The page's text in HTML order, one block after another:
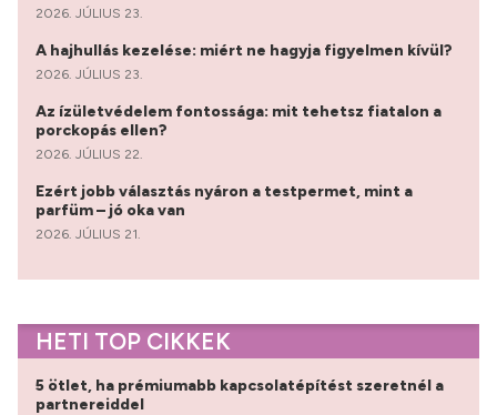
2026. JÚLIUS 23.
A hajhullás kezelése: miért ne hagyja figyelmen kívül?
2026. JÚLIUS 23.
Az ízületvédelem fontossága: mit tehetsz fiatalon a
porckopás ellen?
2026. JÚLIUS 22.
Ezért jobb választás nyáron a testpermet, mint a
parfüm – jó oka van
2026. JÚLIUS 21.
HETI TOP CIKKEK
5 ötlet, ha prémiumabb kapcsolatépítést szeretnél a
partnereiddel